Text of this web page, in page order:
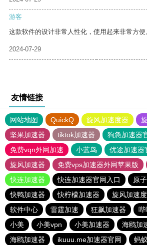
游客
这款软件的设计非常人性化，使用起来非常方便
2024-07-29
友情链接
网站地图 QuickQ 旋风加速度器
坚果加速器
tiktok加速器
狗急加速器
免费vqn外网加速
小蓝鸟 优途加速器
旋风加速器
免费vps加速器外网苹果版
快连加速器
快连加速器官网入口
原
快鸭加速器
快柠檬加速器 旋风加速
软件中心
雷霆加速 狂飙加速器 哔
小美
小美vpn 小美加速器 海鸥加
海鸥加速器
ikuuu.me加速器官网
蚂